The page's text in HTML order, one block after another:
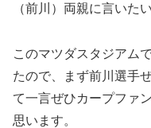
（前川）両親に言いた
このマツダスタジアム
たので、まず前川選手
て一言ぜひカープファ
思います。